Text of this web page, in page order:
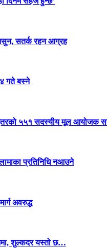
सतर्क रहन आग्रह
गते बस्ने
५५१ सदस्यीय मूल आयोजक
प्रतिनिधि नआउने
अवरुद्ध
शुल्कदर यस्तो छ…